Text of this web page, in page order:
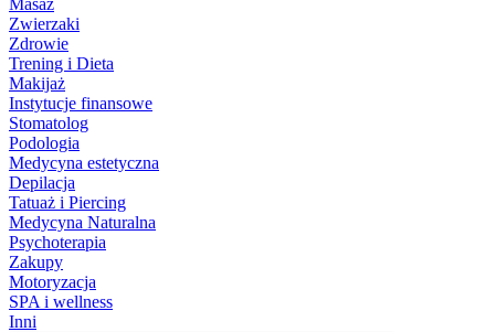
Masaż
Zwierzaki
Zdrowie
Trening i Dieta
Makijaż
Instytucje finansowe
Stomatolog
Podologia
Medycyna estetyczna
Depilacja
Tatuaż i Piercing
Medycyna Naturalna
Psychoterapia
Zakupy
Motoryzacja
SPA i wellness
Inni